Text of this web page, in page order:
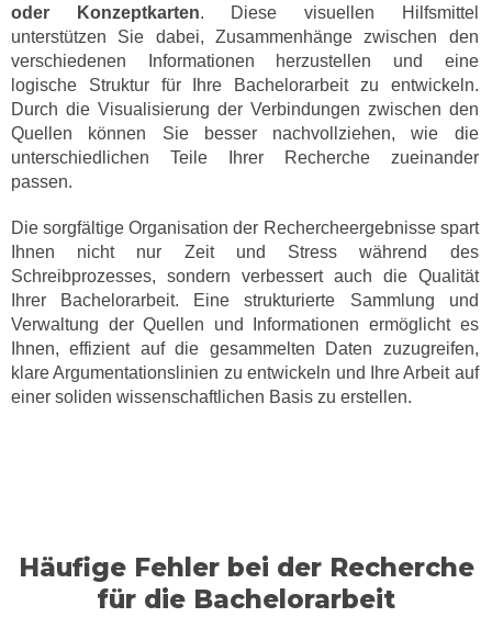
oder Konzeptkarten. Diese visuellen Hilfsmittel
unterstützen Sie dabei, Zusammenhänge zwischen den
verschiedenen Informationen herzustellen und eine
logische Struktur für Ihre Bachelorarbeit zu entwickeln.
Durch die Visualisierung der Verbindungen zwischen den
Quellen können Sie besser nachvollziehen, wie die
unterschiedlichen Teile Ihrer Recherche zueinander
passen.
Die sorgfältige Organisation der Rechercheergebnisse spart
Ihnen nicht nur Zeit und Stress während des
Schreibprozesses, sondern verbessert auch die Qualität
Ihrer Bachelorarbeit. Eine strukturierte Sammlung und
Verwaltung der Quellen und Informationen ermöglicht es
Ihnen, effizient auf die gesammelten Daten zuzugreifen,
klare Argumentationslinien zu entwickeln und Ihre Arbeit auf
einer soliden wissenschaftlichen Basis zu erstellen.
Häufige Fehler bei der Recherche
für die Bachelorarbeit